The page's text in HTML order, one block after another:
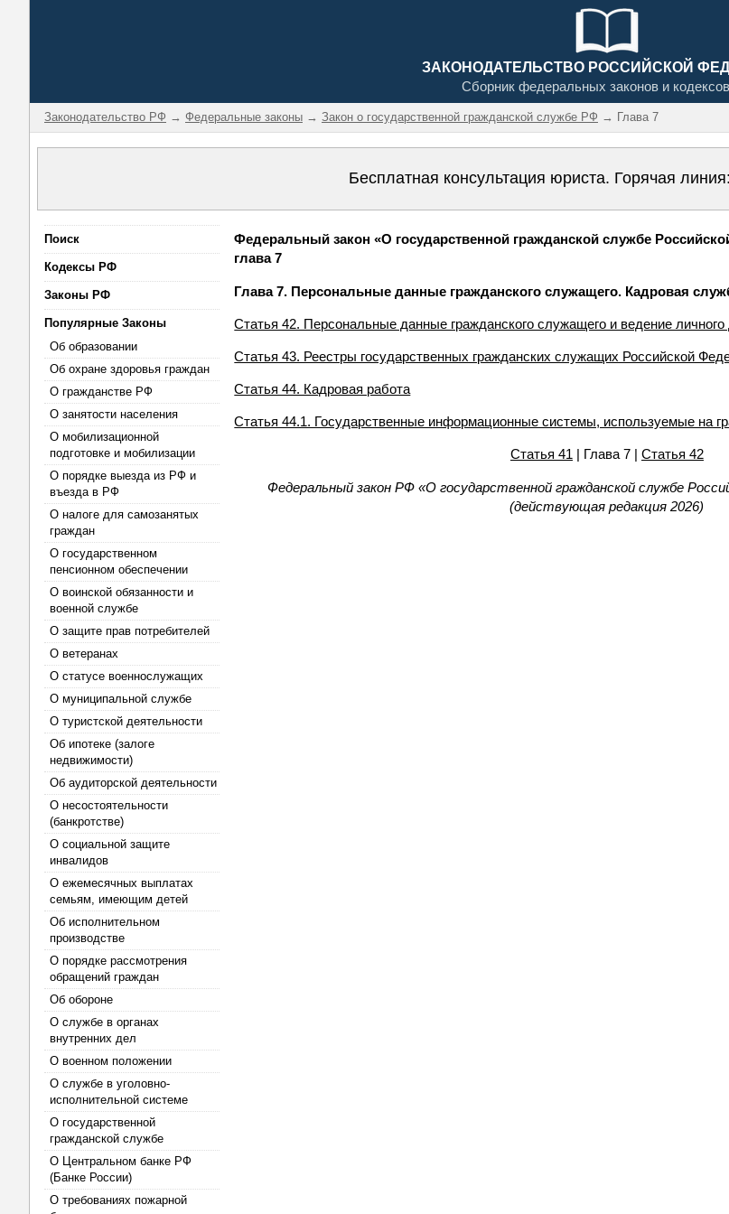
ЗАКОНОДАТЕЛЬСТВО РОССИЙСКОЙ
Сборник федеральных законов и
Законодательство РФ → Федеральные законы → Закон о государственной гражданской службе РФ → Глава 7
Бесплатная консультация юриста. Горячая линия:
Поиск
Кодексы РФ
Законы РФ
Популярные Законы
Об образовании
Об охране здоровья граждан
О гражданстве РФ
О занятости населения
О мобилизационной
подготовке и мобилизации
О порядке выезда из РФ и
въезда в РФ
О налоге для самозанятых
граждан
О государственном
пенсионном обеспечении
О воинской обязанности и
военной службе
О защите прав потребителей
О ветеранах
О статусе военнослужащих
О муниципальной службе
О туристской деятельности
Об ипотеке (залоге
недвижимости)
Об аудиторской деятельности
О несостоятельности
(банкротстве)
О социальной защите
инвалидов
О ежемесячных выплатах
семьям, имеющим детей
Об исполнительном
производстве
О порядке рассмотрения
обращений граждан
Об обороне
О службе в органах
внутренних дел
О военном положении
О службе в уголовно-
исполнительной системе
О государственной
гражданской службе
О Центральном банке РФ
(Банке России)
О требованиях пожарной
Федеральный закон «О государственной гражданской службе
глава 7
Глава 7. Персональные данные гражданского служащего. Кадровая
Статья 42. Персональные данные гражданского служащего и ведение
Статья 43. Реестры государственных гражданских служащих Российской
Статья 44. Кадровая работа
Статья 44.1. Государственные информационные системы, используемые на
Статья 41 | Глава 7 | Статья 42
Федеральный закон РФ «О государственной гражданской службе
(действующая редакция 2026)